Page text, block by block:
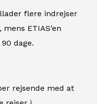
flere indrejser
ETIAS’en
dage.
rejsende med at